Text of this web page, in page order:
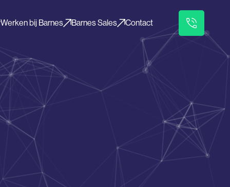
Werken bij Barnes Barnes Sales Contact